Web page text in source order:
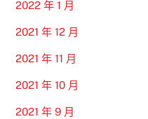
2022 年 1 月
2021 年 12 月
2021 年 11 月
2021 年 10 月
2021 年 9 月